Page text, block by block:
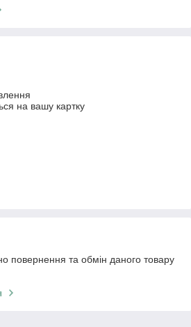
на вашу картку
повернення та обмін даного товару